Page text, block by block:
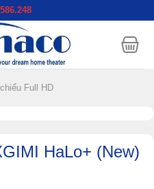
Full HD
HaLo+ (New)